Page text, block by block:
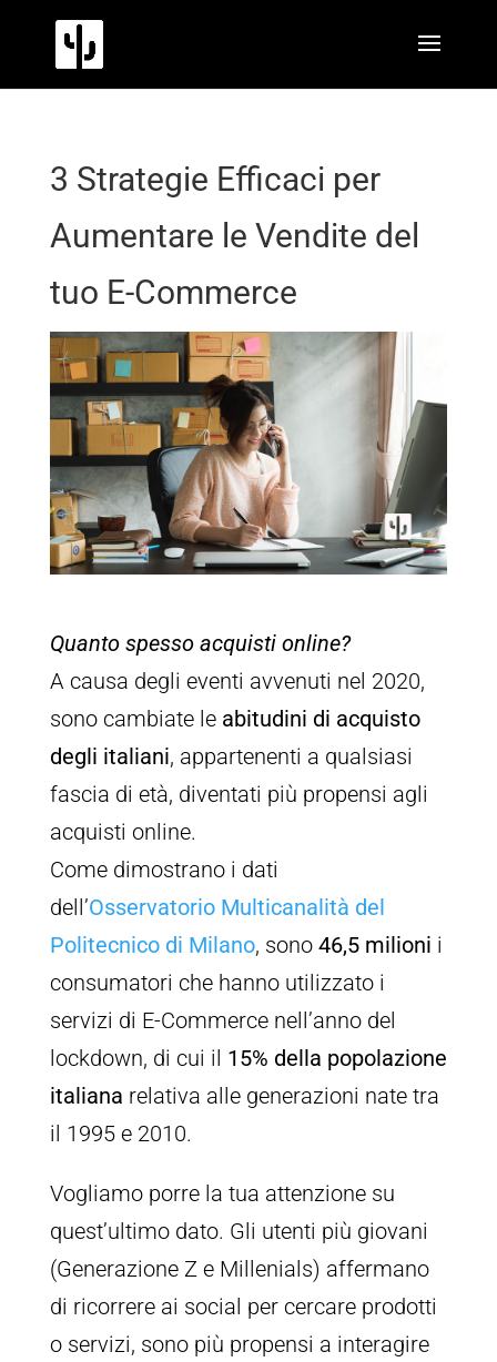
3 Strategie Efficaci per
Aumentare le Vendite del
tuo E-Commerce
Quanto spesso acquisti online?
A causa degli eventi avvenuti nel 2020,
sono cambiate le abitudini di acquisto
degli italiani, appartenenti a qualsiasi
fascia di età, diventati più propensi agli
acquisti online.
Come dimostrano i dati
dell’Osservatorio Multicanalità del
Politecnico di Milano, sono 46,5 milioni i
consumatori che hanno utilizzato i
servizi di E-Commerce nell’anno del
lockdown, di cui il 15% della popolazione
italiana relativa alle generazioni nate tra
il 1995 e 2010.
Vogliamo porre la tua attenzione su
quest’ultimo dato. Gli utenti più giovani
(Generazione Z e Millenials) affermano
di ricorrere ai social per cercare prodotti
o servizi, sono più propensi a interagire